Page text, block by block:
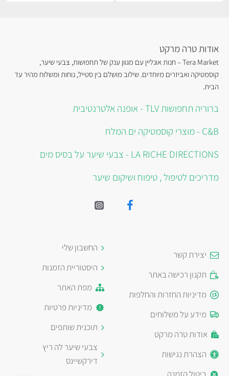
אודות טרה מרקט
Tera Market – חנות אונליין עם מגוון ענק של תחפושות, צבעי שיער,
קוסמטיקה ואביזרים מיוחדים. שילוב מושלם בין סטייל, נוחות ומשלוח מהיר עד
הבית.
ברוריה תחפושות TLV - אופנה אלטרנטיבית
C&B - מוצרי קוסמטיקה ים המלח
LA RICHE DIRECTIONS - צבעי שיער על בסיס מים
מדריכים לטיפול , טיפוח ושיקום שיער
יצירת קשר
תקנון רכישה באתר
מדיניות החזרות והחלפות
מידע על משלוחים
אודות טרה מרקט
הצהרת נגישות
ביטול הזמנה
החשבון שלי
היסטוריית הזמנות
מפת האתר
מדיניות פרטיות
תוכנית שותפים
צבעי שיער לה ריץ
דירקשיינס